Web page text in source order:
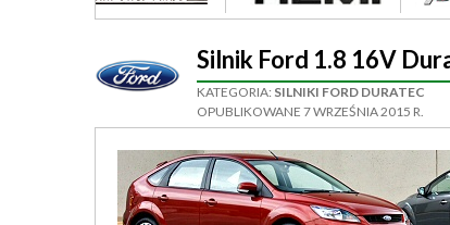
Silnik Ford 1.8 16V
KATEGORIA: SILNIKI FORD DURATEC
OPUBLIKOWANE 7 WRZEŚNIA 2015 R.